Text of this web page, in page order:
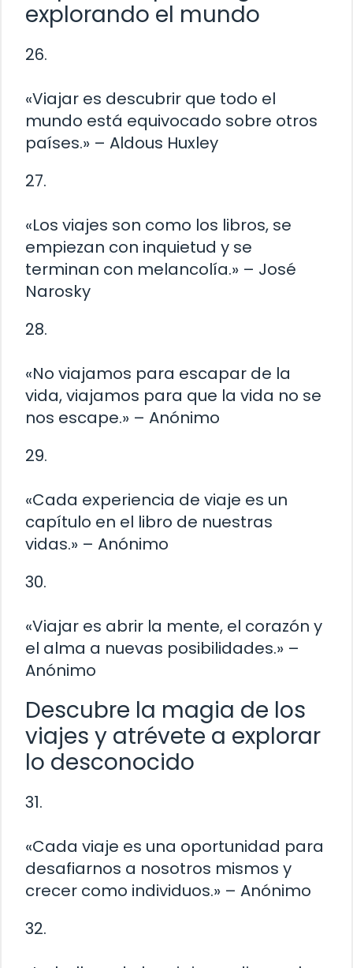
explorando el mundo
26.
«Viajar es descubrir que todo el
mundo está equivocado sobre otros
países.» – Aldous Huxley
27.
«Los viajes son como los libros, se
empiezan con inquietud y se
terminan con melancolía.» – José
Narosky
28.
«No viajamos para escapar de la
vida, viajamos para que la vida no se
nos escape.» – Anónimo
29.
«Cada experiencia de viaje es un
capítulo en el libro de nuestras
vidas.» – Anónimo
30.
«Viajar es abrir la mente, el corazón y
el alma a nuevas posibilidades.» –
Anónimo
Descubre la magia de los
viajes y atrévete a explorar
lo desconocido
31.
«Cada viaje es una oportunidad para
desafiarnos a nosotros mismos y
crecer como individuos.» – Anónimo
32.